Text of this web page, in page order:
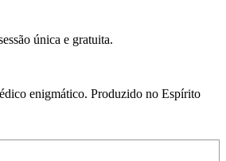
única e gratuita.
enigmático. Produzido no Espírito